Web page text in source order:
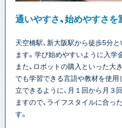
通いやすさ、始めやすさを
天空橋駅、新大阪駅から徒歩5分
ます。学び始めやすいように入学
また、ロボットの購入といった大
でも学習できる言語や教材を使用
立できるように、月１回から月３
ますので、ライフスタイルに合っ
す。